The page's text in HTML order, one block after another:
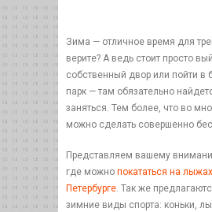
Зима — отличное время для
верите? А ведь стоит просто
собственный двор или пойти в
парк — там обязательно
заняться. Тем более, что во
можно сделать совершенно
Представляем вашему
где можно покататься на
Петербурге. Так же
зимние виды спорта: коньки,